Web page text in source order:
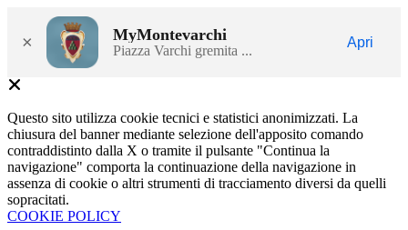
× MyMontevarchi
Piazza Varchi gremita ...
Apri
Questo sito utilizza cookie tecnici e statistici anonimizzati. La
chiusura del banner mediante selezione dell'apposito comando
contraddistinto dalla X o tramite il pulsante "Continua la
navigazione" comporta la continuazione della navigazione in
assenza di cookie o altri strumenti di tracciamento diversi da quelli
sopracitati.
COOKIE POLICY